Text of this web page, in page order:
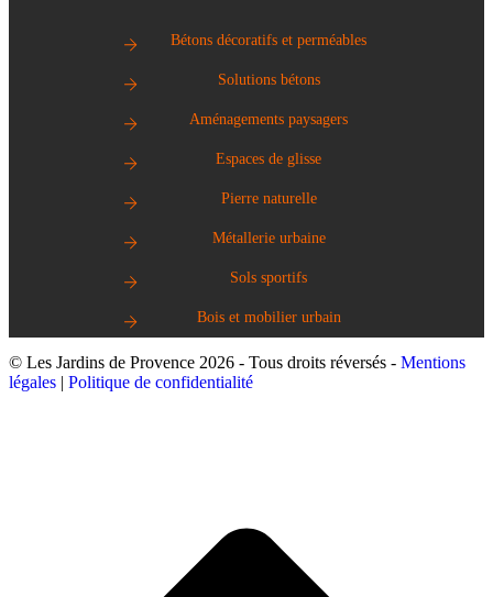
Bétons décoratifs et perméables
Solutions bétons
Aménagements paysagers
Espaces de glisse
Pierre naturelle
Métallerie urbaine
Sols sportifs
Bois et mobilier urbain
© Les Jardins de Provence 2026 - Tous droits réversés - Mentions
légales | Politique de confidentialité